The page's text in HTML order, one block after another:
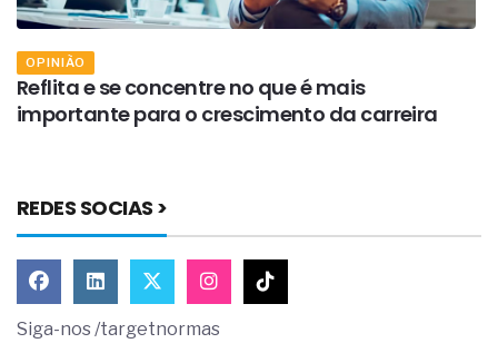
OPINIÃO
Reflita e se concentre no que é mais
importante para o crescimento da carreira
REDES SOCIAS >
Siga-nos /targetnormas